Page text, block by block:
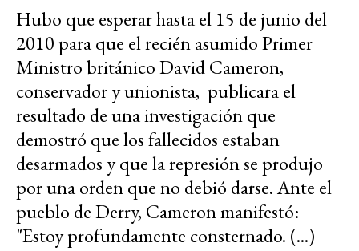
Hubo que esperar hasta el 15 de junio del
2010 para que el recién asumido Primer
Ministro británico David Cameron,
conservador y unionista, publicara el
resultado de una investigación que
demostró que los fallecidos estaban
desarmados y que la represión se produjo
por una orden que no debió darse. Ante el
pueblo de Derry, Cameron manifestó:
"Estoy profundamente consternado. (...)